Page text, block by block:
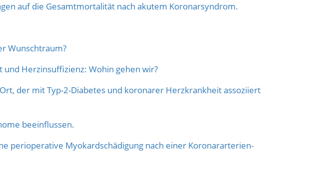
auf die Gesamtmortalität nach akutem Koronarsyndrom.
Wunschtraum?
Herzinsuffizienz: Wohin gehen wir?
der mit Typ-2-Diabetes und koronarer Herzkrankheit assoziiert
beeinflussen.
perioperative Myokardschädigung nach einer Koronararterien-